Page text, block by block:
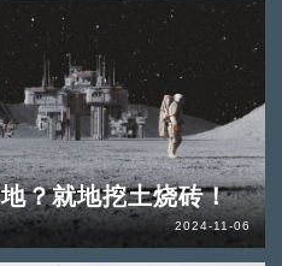
？就地挖土烧砖！
2024-11-06